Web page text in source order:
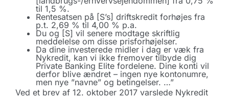
til 1,5 %.
Rentesatsen på [S’s] driftskredit forhøjes fra
p.t. 2,69 % til 4,00 % p.a.
Du og [S] vil senere modtage skriftlig
meddelelse om disse prisforhøjelser.
Da dine investerede midler i dag er væk fra
Nykredit, kan vi ikke fremover tilbyde dig
Private Banking Elite fordelene. Dine konti vil
derfor blive ændret – ingen nye kontonumre,
men nye ”navne” og betingelser. …”
Ved et brev af 12. oktober 2017 varslede Nykredit